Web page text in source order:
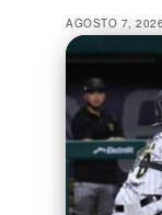
AGOSTO 7, 2026